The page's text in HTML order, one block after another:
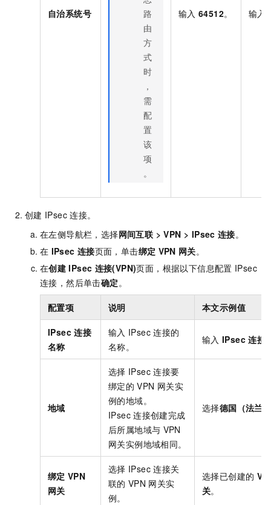
自治系统号
路
由
方
式
时
，
需
配
置
该
项
。
输入 64512。 输入
创建 IPsec 连接。
在左侧导航栏，选择网间互联 >VPN > IPsec 连接。
在 IPsec 连接页面，单击绑定 VPN 网关。
在创建 IPsec 连接(VPN)页面，根据以下信息配置 IPsec
连接，然后单击确定。
配置项 说明 本文示例值
IPsec 连接
名称
输入 IPsec 连接的
名称。
输入 IPsec 连接
地域
选择 IPsec 连接要
绑定的 VPN 网关实
例的地域。
IPsec 连接创建完成
后所属地域与 VPN
网关实例地域相同。
选择德国（法兰
绑定 VPN
网关
选择 IPsec 连接关
联的 VPN 网关实
例。
选择已创建的
关。